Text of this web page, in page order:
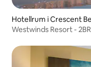
Hotellrum i Crescent
Westwinds Resort -